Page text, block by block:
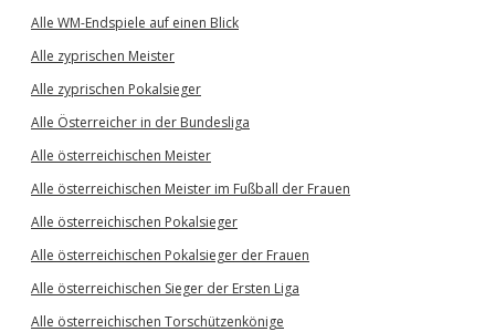
Alle WM-Endspiele auf einen Blick
Alle zyprischen Meister
Alle zyprischen Pokalsieger
Alle Österreicher in der Bundesliga
Alle österreichischen Meister
Alle österreichischen Meister im Fußball der Frauen
Alle österreichischen Pokalsieger
Alle österreichischen Pokalsieger der Frauen
Alle österreichischen Sieger der Ersten Liga
Alle österreichischen Torschützenkönige